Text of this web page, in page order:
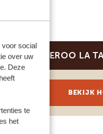
voor social
over uw
Deze
te
het
LEROO LA
BEKIJK